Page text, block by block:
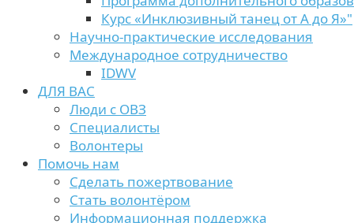
Курс «Инклюзивный танец от А до Я»"
Научно-практические исследования
Международное сотрудничество
IDWV
ДЛЯ ВАС
Люди с ОВЗ
Специалисты
Волонтеры
Помочь нам
Сделать пожертвование
Стать волонтёром
Информационная поддержка